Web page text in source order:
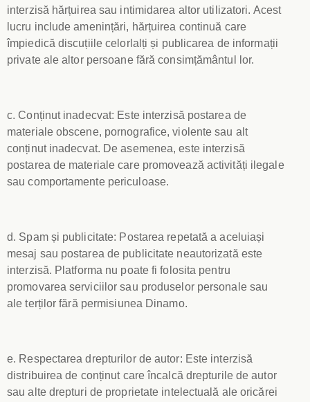
interzisă hărțuirea sau intimidarea altor utilizatori. Acest
lucru include amenințări, hărțuirea continuă care
împiedică discuțiile celorlalți și publicarea de informații
private ale altor persoane fără consimțământul lor.
c. Conținut inadecvat: Este interzisă postarea de
materiale obscene, pornografice, violente sau alt
conținut inadecvat. De asemenea, este interzisă
postarea de materiale care promovează activități ilegale
sau comportamente periculoase.
d. Spam și publicitate: Postarea repetată a aceluiași
mesaj sau postarea de publicitate neautorizată este
interzisă. Platforma nu poate fi folosita pentru
promovarea serviciilor sau produselor personale sau
ale terților fără permisiunea Dinamo.
e. Respectarea drepturilor de autor: Este interzisă
distribuirea de conținut care încalcă drepturile de autor
sau alte drepturi de proprietate intelectuală ale oricărei